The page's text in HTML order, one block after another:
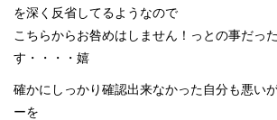
を深く反省してるようなので
こちらからお咎めはしません！っとの事だっ
す・・・・嬉
確かにしっかり確認出来なかった自分も悪い
ーを